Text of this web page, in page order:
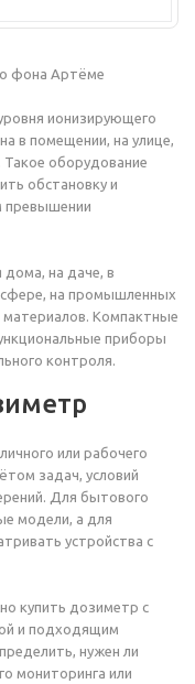
фона Артёме
ионизирующего
в помещении, на улице,
Такое оборудование
обстановку и
превышении
на даче, в
сфере, на промышленных
материалов. Компактные
приборы
контроля.
или рабочего
задач, условий
Для бытового
модели, а для
устройства с
купить дозиметр с
и подходящим
нужен ли
мониторинга или